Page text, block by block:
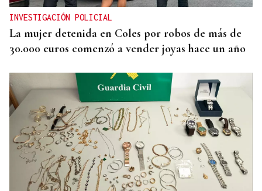
INVESTIGACIÓN POLICIAL
La mujer detenida en Coles por robos de más de
30.000 euros comenzó a vender joyas hace un año